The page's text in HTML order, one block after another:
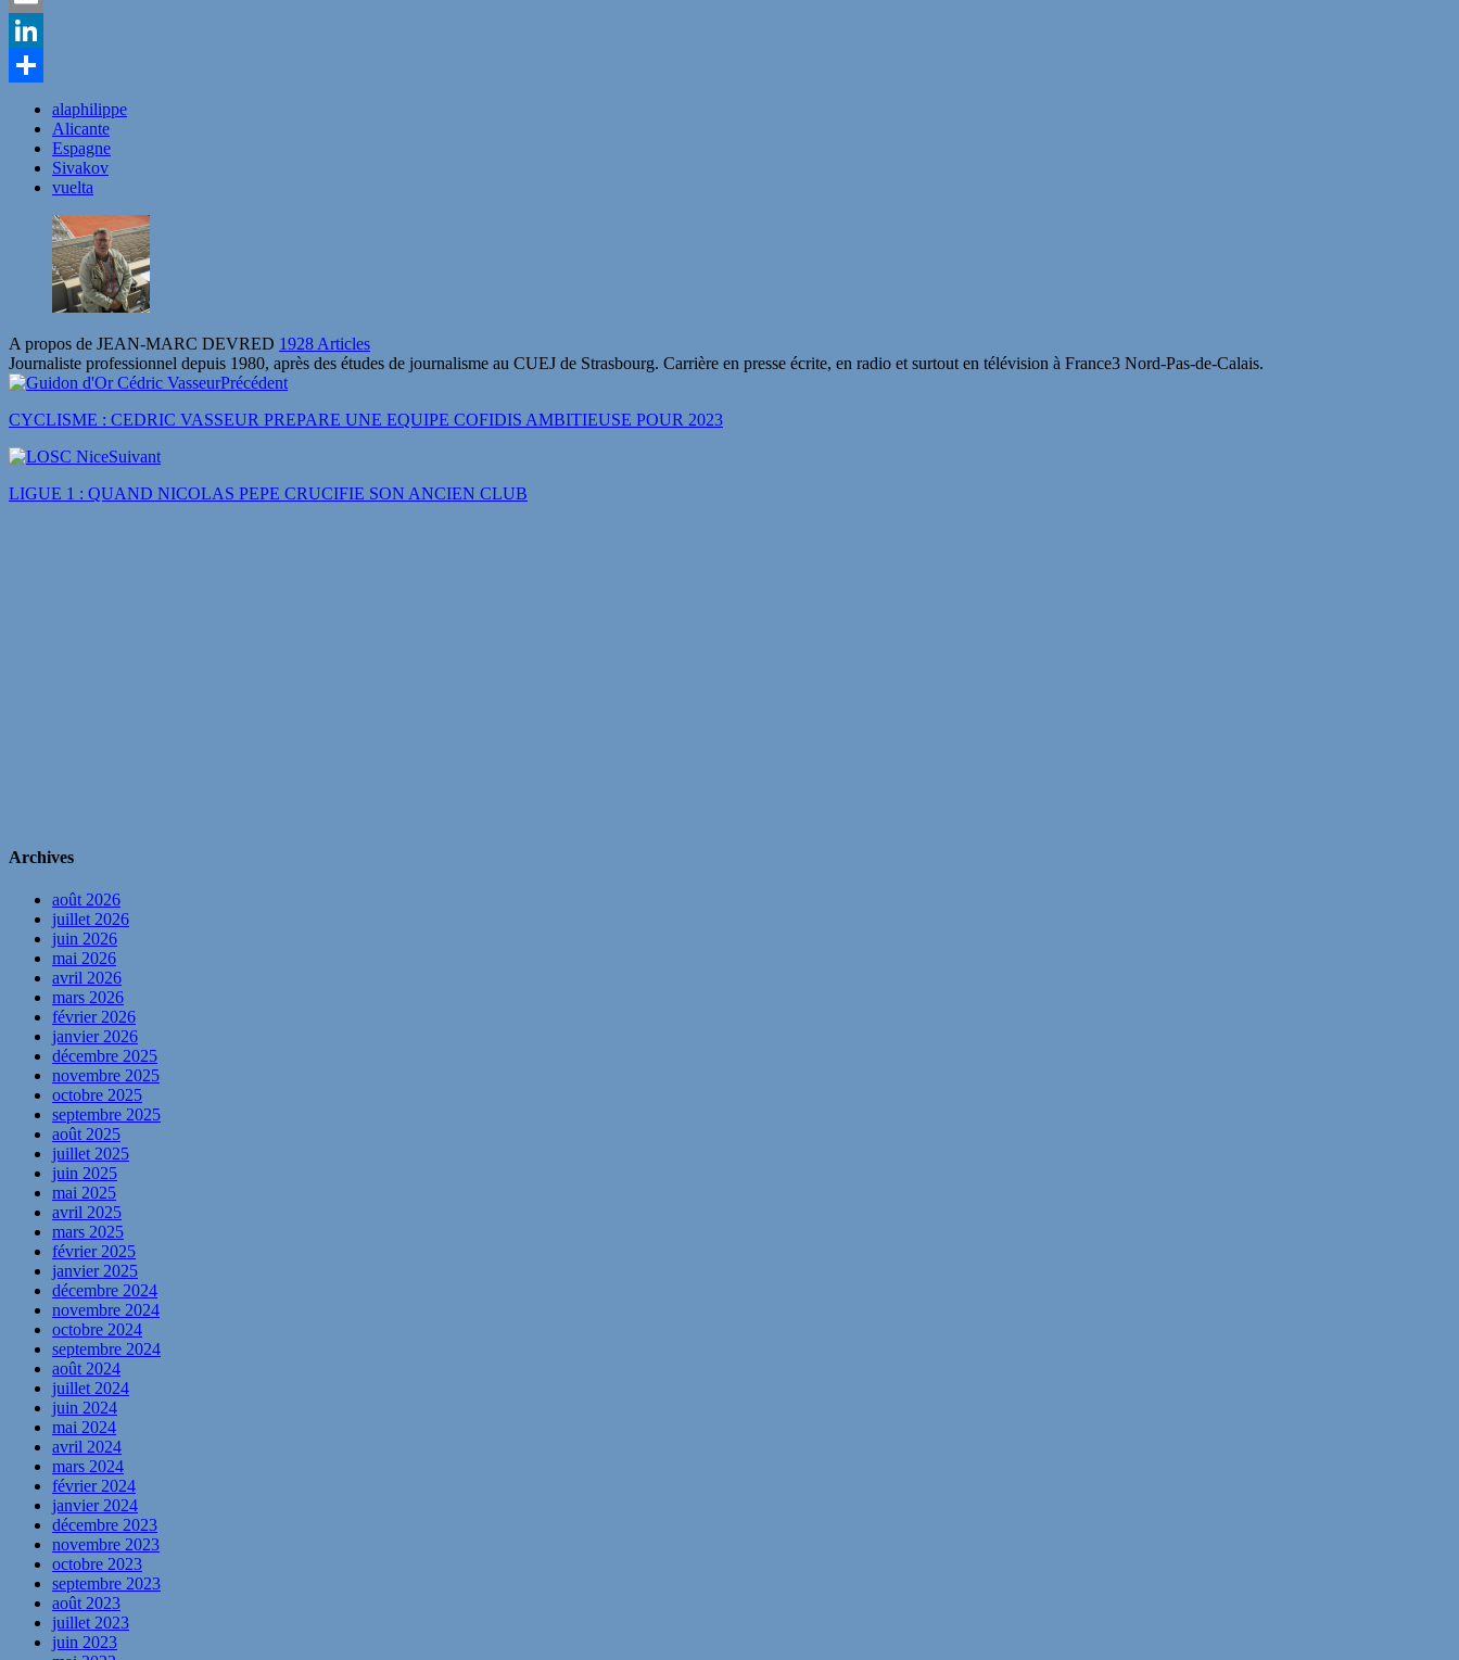
Email
LinkedIn
Partager
alaphilippe
Alicante
Espagne
Sivakov
vuelta
A propos de JEAN-MARC DEVRED 1928 Articles
Journaliste professionnel depuis 1980, après des études de journalisme au CUEJ de Strasbourg. Carrière en presse écrite, en radio et surtout en télévision à France3 Nord-Pas-de-Calais.
Précédent
CYCLISME : CEDRIC VASSEUR PREPARE UNE EQUIPE COFIDIS AMBITIEUSE POUR 2023
Suivant
LIGUE 1 : QUAND NICOLAS PEPE CRUCIFIE SON ANCIEN CLUB
Archives
août 2026
juillet 2026
juin 2026
mai 2026
avril 2026
mars 2026
février 2026
janvier 2026
décembre 2025
novembre 2025
octobre 2025
septembre 2025
août 2025
juillet 2025
juin 2025
mai 2025
avril 2025
mars 2025
février 2025
janvier 2025
décembre 2024
novembre 2024
octobre 2024
septembre 2024
août 2024
juillet 2024
juin 2024
mai 2024
avril 2024
mars 2024
février 2024
janvier 2024
décembre 2023
novembre 2023
octobre 2023
septembre 2023
août 2023
juillet 2023
juin 2023